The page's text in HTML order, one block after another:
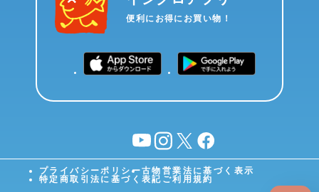
便利にお得にお買い物！
YouTubeinstagram
X facebook
プライバシーポリシー古物営業法に基づく表示
特定商取引法に基づく表記 ご利用規約